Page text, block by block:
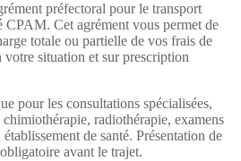
préfectoral pour le transport
CPAM. Cet agrément vous permet de
totale ou partielle de vos frais de
votre situation et sur prescription
pour les consultations spécialisées,
radiothérapie, examens
de santé. Présentation de
avant le trajet.